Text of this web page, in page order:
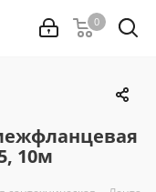
0
10м